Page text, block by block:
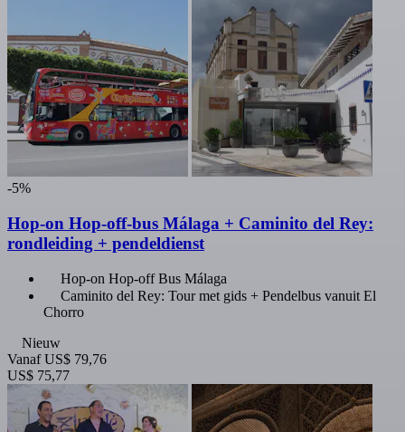
-5%
Hop-on Hop-off-bus Málaga + Caminito del Rey:
rondleiding + pendeldienst
Hop-on Hop-off Bus Málaga
Caminito del Rey: Tour met gids + Pendelbus vanuit El
Chorro
Nieuw
Vanaf US$ 79,76
US$ 75,77